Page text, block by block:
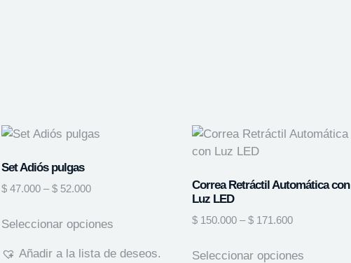
Set Adiós pulgas
$47.000 – $52.000
Seleccionar opciones
Añadir a la lista de deseos.
Correa Retráctil Automática con
Luz LED
$ 150.000 – $ 171.600
Seleccionar opciones